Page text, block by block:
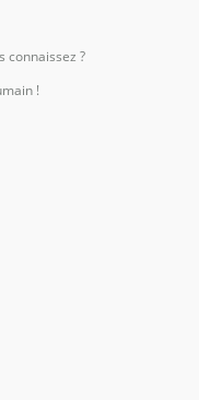
connaissez ?
!